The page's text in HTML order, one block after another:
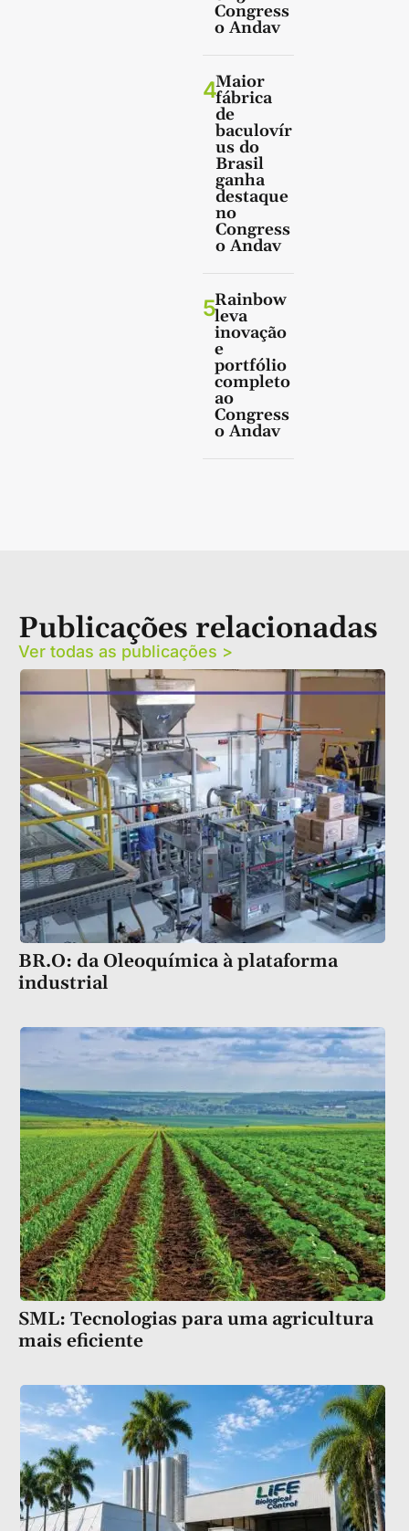
Congress
o Andav
4Maior
fábrica
de
baculovír
us do
Brasil
ganha
destaque
no
Congress
o Andav
5Rainbow
leva
inovação
e
portfólio
completo
ao
Congress
o Andav
Publicações relacionadas
Ver todas as publicações >
BR.O: da Oleoquímica à plataforma
industrial
SML: Tecnologias para uma agricultura
mais eficiente